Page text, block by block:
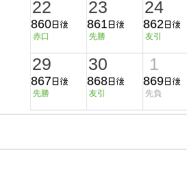
22
860
赤口
23
861
先勝
24
862
友引
29
867
先勝
30
868
友引
1
869
先負